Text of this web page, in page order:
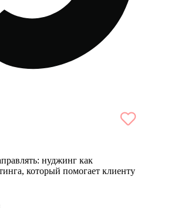
нуджинг как
который помогает клиенту